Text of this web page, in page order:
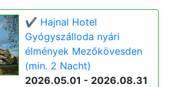
✔️ Hajnal Hotel
Gyógyszálloda nyári
élmények Mezőkövesden
(min. 2 Nacht)
2026.05.01 - 2026.08.31